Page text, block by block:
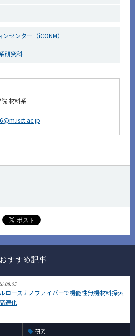
センター（iCONM）
研究科
材料系
すすめ記事
ロースナノファイバーで機能性無機材料探索
速化
研究